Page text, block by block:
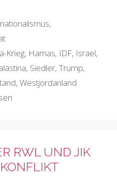
,
Krieg, Hamas, IDF, Israel,
, Siedler, Trump,
, Westjordanland
RWL UND JIK